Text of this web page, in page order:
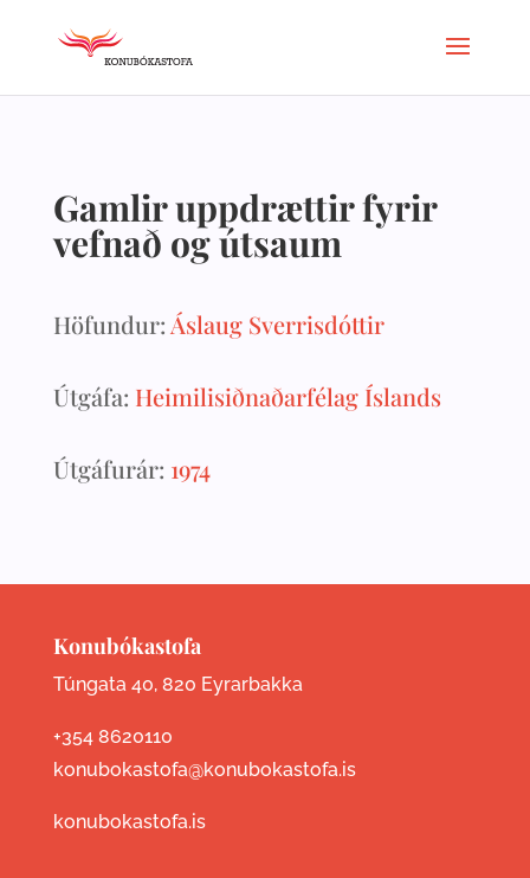
Gamlir uppdrættir fyrir
vefnað og útsaum
Höfundur: Áslaug Sverrisdóttir
Útgáfa: Heimilisiðnaðarfélag Íslands
Útgáfurár: 1974
Konubókastofa
Túngata 40, 820 Eyrarbakka
+354 8620110
konubokastofa@konubokastofa.is
konubokastofa.is